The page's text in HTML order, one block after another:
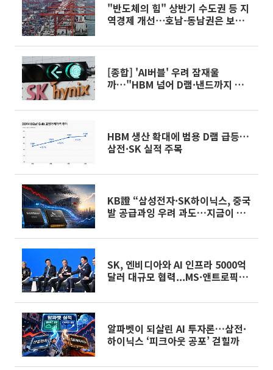
"반도체의 힘" 상반기 수도권 등 지
역경제 개선⋯호남-동남권은 보합
[종합] 'AI버블' 우려 잠재울
까…"HBM 넘어 D램·낸드까지 훈
HBM 생산 확대에 범용 D램 급등…
삼전·SK 실적 주목
KB證 “삼성전자·SK하이닉스, 중국
발 공급과잉 우려 과도…지금이 매
SK, 엔비디아와 AI 인프라 5000억
달러 대규모 협력...MS·앤트로픽도
알파벳이 되살린 AI 투자론…삼전·
하이닉스 ‘피크아웃 공포’ 걷힐까